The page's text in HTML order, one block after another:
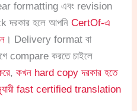
formatting এবং revision
হলে আপনিCertOf-এ
। Delivery format বা
করতে চাইলে
,কখন hard copy দরকার হতে
fast certified translation